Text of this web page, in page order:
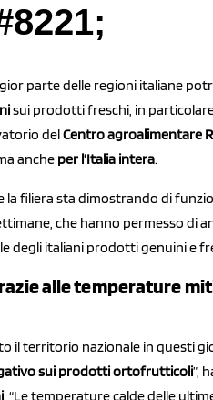
parte delle regioni italiane
sui prodotti freschi, in
delCentro agroalimentare
anche per l’Italia intera.
la filiera sta dimostrando di
che hanno permesso di
degli italiani prodotti genuini e
alle temperature
il territorio nazionale in questi
sui prodotti ortofrutticoli”,
. “Le temperature calde delle